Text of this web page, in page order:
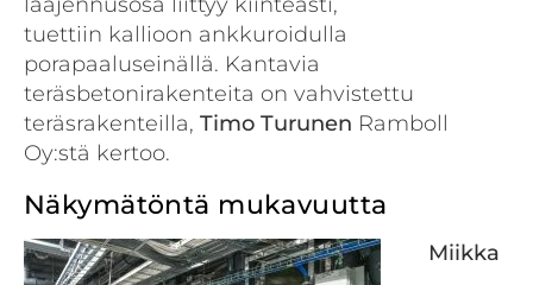
laajennusosa liittyy kiinteästi,
tuettiin kallioon ankkuroidulla
porapaaluseinällä. Kantavia
teräsbetonirakenteita on vahvistettu
teräsrakenteilla, Timo Turunen Ramboll
Oy:stä kertoo.
Näkymätöntä mukavuutta
Miikka